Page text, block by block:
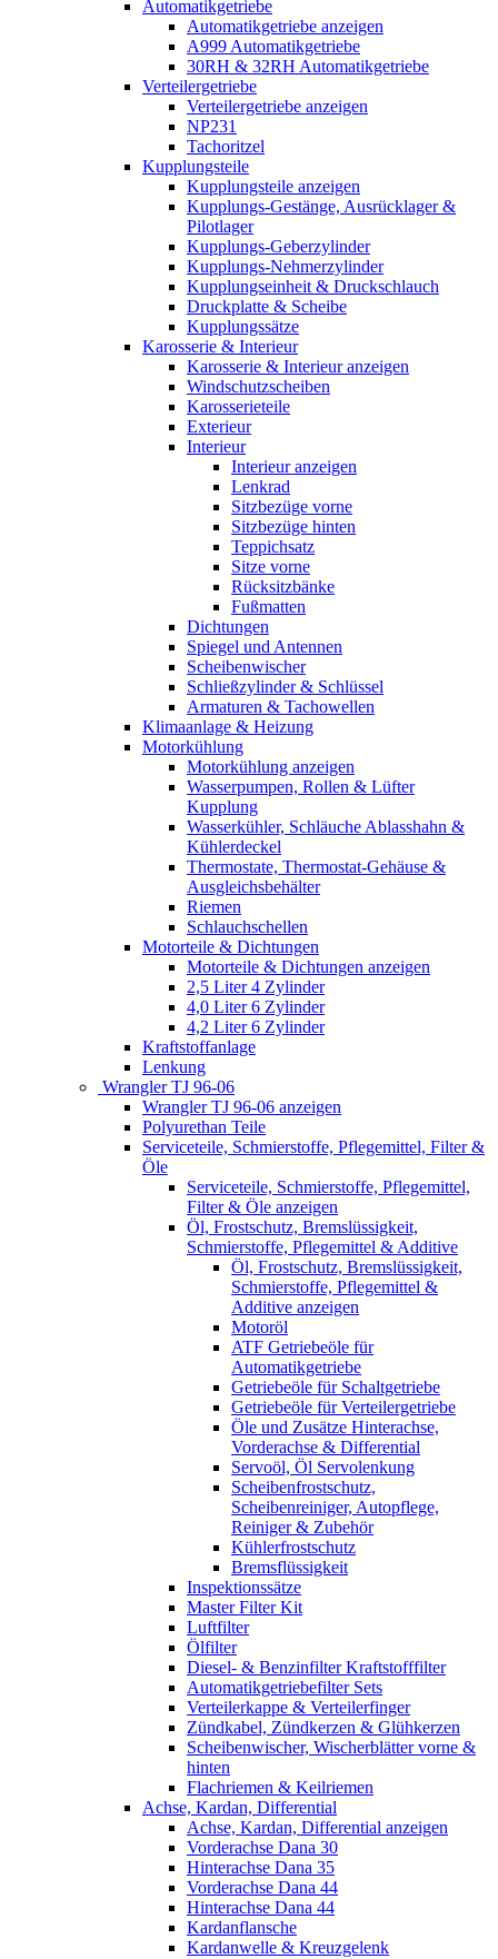
Automatikgetriebe
Automatikgetriebe anzeigen
A999 Automatikgetriebe
30RH & 32RH Automatikgetriebe
Verteilergetriebe
Verteilergetriebe anzeigen
NP231
Tachoritzel
Kupplungsteile
Kupplungsteile anzeigen
Kupplungs-Gestänge, Ausrücklager &
Pilotlager
Kupplungs-Geberzylinder
Kupplungs-Nehmerzylinder
Kupplungseinheit & Druckschlauch
Druckplatte & Scheibe
Kupplungssätze
Karosserie & Interieur
Karosserie & Interieur anzeigen
Windschutzscheiben
Karosserieteile
Exterieur
Interieur
Interieur anzeigen
Lenkrad
Sitzbezüge vorne
Sitzbezüge hinten
Teppichsatz
Sitze vorne
Rücksitzbänke
Fußmatten
Dichtungen
Spiegel und Antennen
Scheibenwischer
Schließzylinder & Schlüssel
Armaturen & Tachowellen
Klimaanlage & Heizung
Motorkühlung
Motorkühlung anzeigen
Wasserpumpen, Rollen & Lüfter
Kupplung
Wasserkühler, Schläuche Ablasshahn &
Kühlerdeckel
Thermostate, Thermostat-Gehäuse &
Ausgleichsbehälter
Riemen
Schlauchschellen
Motorteile & Dichtungen
Motorteile & Dichtungen anzeigen
2,5 Liter 4 Zylinder
4,0 Liter 6 Zylinder
4,2 Liter 6 Zylinder
Kraftstoffanlage
Lenkung
Wrangler TJ 96-06
Wrangler TJ 96-06 anzeigen
Polyurethan Teile
Serviceteile, Schmierstoffe, Pflegemittel, Filter &
Öle
Serviceteile, Schmierstoffe, Pflegemittel,
Filter & Öle anzeigen
Öl, Frostschutz, Bremslüssigkeit,
Schmierstoffe, Pflegemittel & Additive
Öl, Frostschutz, Bremslüssigkeit,
Schmierstoffe, Pflegemittel &
Additive anzeigen
Motoröl
ATF Getriebeöle für
Automatikgetriebe
Getriebeöle für Schaltgetriebe
Getriebeöle für Verteilergetriebe
Öle und Zusätze Hinterachse,
Vorderachse & Differential
Servoöl, Öl Servolenkung
Scheibenfrostschutz,
Scheibenreiniger, Autopflege,
Reiniger & Zubehör
Kühlerfrostschutz
Bremsflüssigkeit
Inspektionssätze
Master Filter Kit
Luftfilter
Ölfilter
Diesel- & Benzinfilter Kraftstofffilter
Automatikgetriebefilter Sets
Verteilerkappe & Verteilerfinger
Zündkabel, Zündkerzen & Glühkerzen
Scheibenwischer, Wischerblätter vorne &
hinten
Flachriemen & Keilriemen
Achse, Kardan, Differential
Achse, Kardan, Differential anzeigen
Vorderachse Dana 30
Hinterachse Dana 35
Vorderachse Dana 44
Hinterachse Dana 44
Kardanflansche
Kardanwelle & Kreuzgelenk